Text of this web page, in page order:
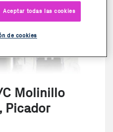
C Molinillo
Picador
Aceptar todas las cookies
de cookies